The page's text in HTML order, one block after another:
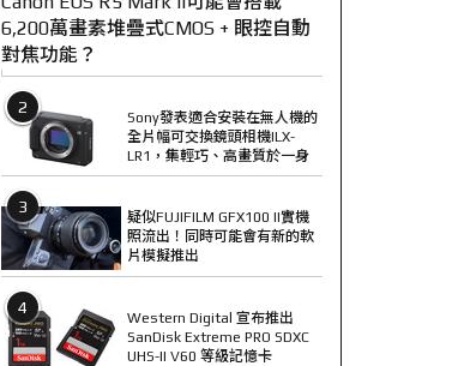
6,200萬畫素堆疊式CMOS + 眼控自動
對焦功能？
2
Sony發表適合安裝在無人機的
全片幅可交換鏡頭相機ILX-
LR1，集輕巧、高畫質於一身
3
疑似FUJIFILM GFX100 II實機
照流出！同時可能會有新的軟
片模擬推出
4
Western Digital 宣布推出
SanDisk Extreme PRO SDXC
UHS-II V60 等級記憶卡